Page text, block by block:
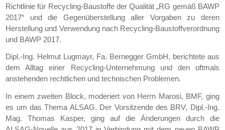
Richtlinie für Recycling-Baustoffe der Qualität „RG gemäß BAWP
2017“ und die Gegenüberstellung aller Vorgaben zu deren
Herstellung und Verwendung nach Recycling-Baustoffverordnung
und BAWP 2017.
Dipl.-Ing. Helmut Lugmayr, Fa. Bernegger GmbH, berichtete aus
dem Alltag einer Recycling-Unternehmung und den oftmals
anstehenden rechtlichen und technischen Problemen.
In einem zweiten Block, moderiert von Herrn Marosi, BMF, ging
es um das Thema ALSAG. Der Vorsitzende des BRV, Dipl.-Ing.
Mag. Thomas Kasper, ging auf die Änderungen durch die